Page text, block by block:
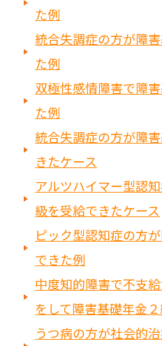
た例
統合失調症の方が障
た例
双極性感情障害で障
た例
統合失調症の方が障
きたケース
アルツハイマー型認
級を受給できたケース
ピック型認知症の方
できた例
中度知的障害で不支
をして障害基礎年金
うつ病の方が社会的